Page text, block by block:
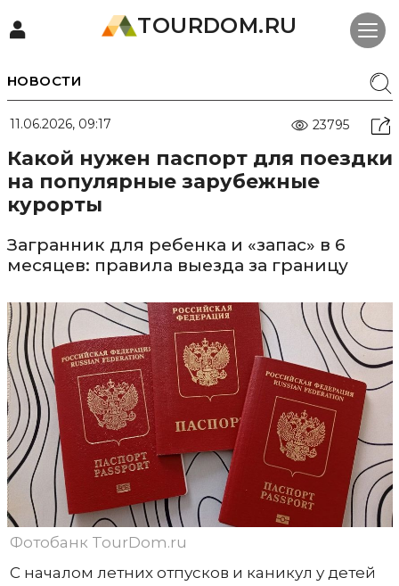
TOURDOM.RU
НОВОСТИ
11.06.2026, 09:17 23795
Какой нужен паспорт для поездки
на популярные зарубежные
курорты
Загранник для ребенка и «запас» в 6
месяцев: правила выезда за границу
Фотобанк TourDom.ru
С началом летних отпусков и каникул у детей